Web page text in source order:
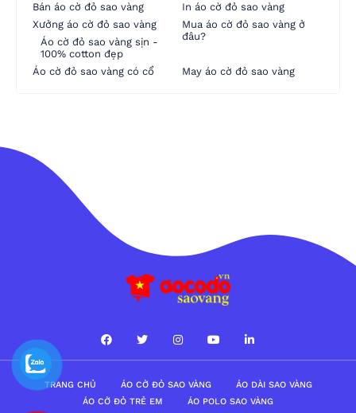
In áo cờ đỏ sao vàng
Bán áo cờ đỏ sao vàng
Mua áo cờ đỏ sao vàng ở
đâu?
Xưởng áo cờ đỏ sao vàng
Áo cờ đỏ sao vàng sịn -
100% cotton đẹp
Áo cờ đỏ sao vàng có cổ
May áo cờ đỏ sao vàng
TRANG CHỦ ÁO CỜ ĐỎ SAO VÀNG
ÁO DÀI SAO VÀNG
ÁO CỜ ĐỎ TRẺ EM
ÁO POLO SAO VÀNG